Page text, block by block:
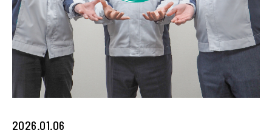
2026.01.06